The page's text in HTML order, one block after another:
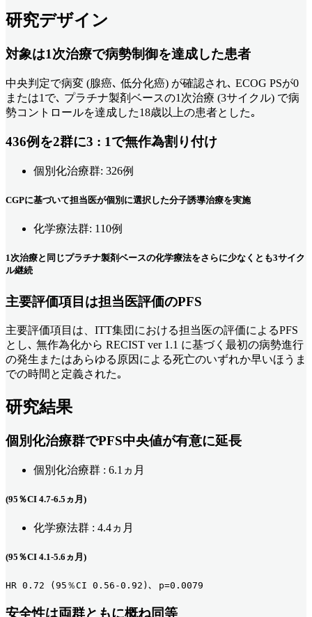
研究デザイン
対象は1次治療で病勢制御を達成した患者
中央判定で病変 (腺癌､ 低分化癌) が確認され､ ECOG PSが0
または1で､ プラチナ製剤ベースの1次治療 (3サイクル) で病
勢コントロールを達成した18歳以上の患者とした｡
436例を2群に3 : 1で無作為割り付け
個別化治療群: 326例
CGPに基づいて担当医が個別に選択した分子誘導治療を実施
化学療法群: 110例
1次治療と同じプラチナ製剤ベースの化学療法をさらに少なくとも3サイク
ル継続
主要評価項目は担当医評価のPFS
主要評価項目は、ITT集団における担当医の評価によるPFS
とし､ 無作為化から RECIST ver 1.1 に基づく最初の病勢進行
の発生またはあらゆる原因による死亡のいずれか早いほうま
での時間と定義された｡
研究結果
個別化治療群でPFS中央値が有意に延長
個別化治療群 : 6.1ヵ月
(95％CI 4.7-6.5ヵ月)
化学療法群 : 4.4ヵ月
(95％CI 4.1-5.6ヵ月)
HR 0.72 (95％CI 0.56-0.92)､ p=0.0079
安全性は両群ともに概ね同等